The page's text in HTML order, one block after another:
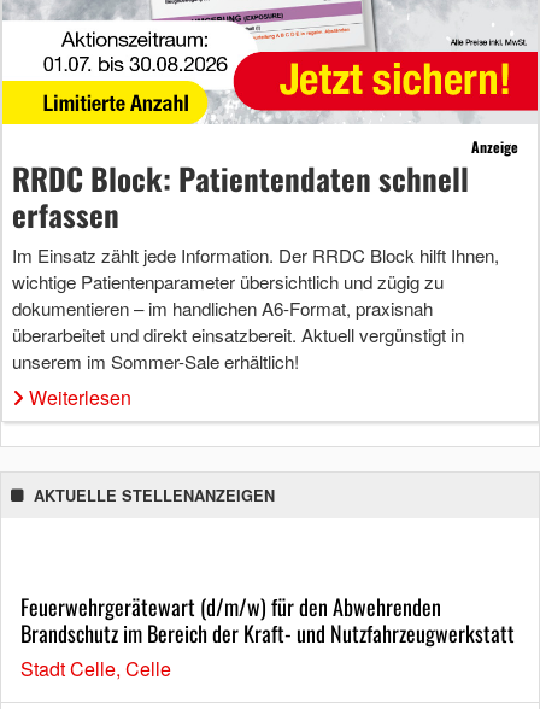
Anzeige
RRDC Block: Patientendaten schnell
erfassen
Im Einsatz zählt jede Information. Der RRDC Block hilft Ihnen,
wichtige Patientenparameter übersichtlich und zügig zu
dokumentieren – im handlichen A6-Format, praxisnah
überarbeitet und direkt einsatzbereit. Aktuell vergünstigt in
unserem im Sommer-Sale erhältlich!
Weiterlesen
AKTUELLE STELLENANZEIGEN
Feuerwehrgerätewart (d/m/w) für den Abwehrenden
Brandschutz im Bereich der Kraft- und Nutzfahrzeugwerkstatt
Stadt Celle, Celle